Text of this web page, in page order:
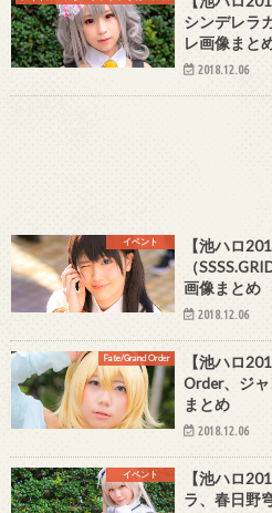
シンデレラ
レ画像まと
2018.12.06
イベント
【池ハロ
（
画像まとめ
2018.12.06
Fate/Grand Order
【池ハロ
Order、ジ
まとめ
2018.12.06
イベント
【池ハロ
ラ、春日野